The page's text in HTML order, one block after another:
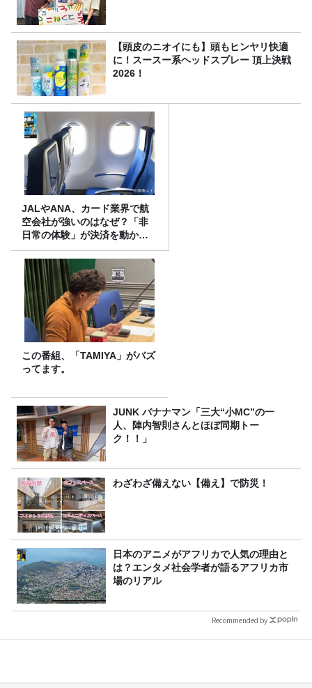
【頭皮のニオイにも】頭もヒンヤリ快適
に！スースー系ヘッドスプレー 頂上決戦
2026！
JALやANA、カード業界で航
空会社が強いのはなぜ？「非
日常の体験」が決済を動かす
理由
この番組、「TAMIYA」がバズ
ってます。
JUNK バナナマン「三大“小MC”の一
人、陣内智則さんとほぼ同期トー
ク！！」
わざわざ備えない【備え】で防災！
日本のアニメがアフリカで人気の理由と
は？エンタメ社会学者が語るアフリカ市
場のリアル
Recommended by